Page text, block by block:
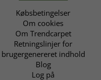
Købsbetingelser
Om cookies
Om Trendcarpet
Retningslinjer for
brugergenereret indhold
Blog
Log på